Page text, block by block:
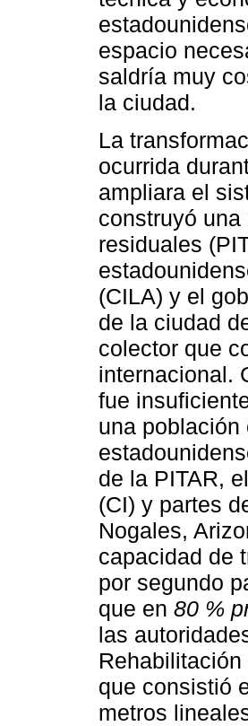
espacio
saldría muy
la ciudad.
La
ocurrida
ampliara el
construyó
residuales
(CILA) y el
de la ciudad
colector que
internacional.
fue
una
de la PITAR,
(CI) y partes
Nogales,
capacidad de
por segundo
que en 80 %
las
que consistió
metros